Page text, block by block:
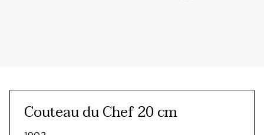
Couteau du Chef 20 cm